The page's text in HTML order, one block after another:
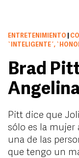
ENTRETENIMIENTO
`INTELIGENTE´,
Brad
Pitt dice que
sólo es la mujer
una de las
que tengo un